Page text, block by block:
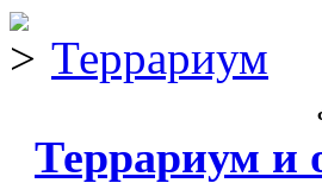
Террариум
Террариум и